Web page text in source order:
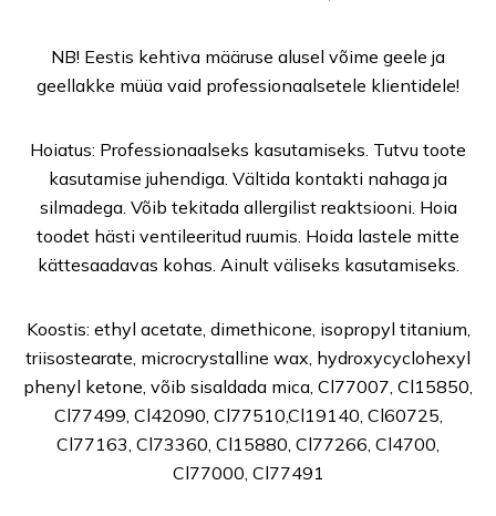
NB! Eestis kehtiva määruse alusel võime geele ja
geellakke müüa vaid professionaalsetele klientidele!
Hoiatus: Professionaalseks kasutamiseks. Tutvu toote
kasutamise juhendiga. Vältida kontakti nahaga ja
silmadega. Võib tekitada allergilist reaktsiooni. Hoia
toodet hästi ventileeritud ruumis. Hoida lastele mitte
kättesaadavas kohas. Ainult väliseks kasutamiseks.
Koostis: ethyl acetate, dimethicone, isopropyl titanium,
triisostearate, microcrystalline wax, hydroxycyclohexyl
phenyl ketone, võib sisaldada mica, Cl77007, Cl15850,
Cl77499, Cl42090, Cl77510,Cl19140, Cl60725,
Cl77163, Cl73360, Cl15880, Cl77266, Cl4700,
Cl77000, Cl77491